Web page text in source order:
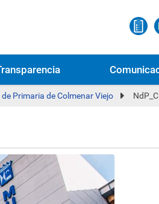
Primaria de Colmenar Viejo